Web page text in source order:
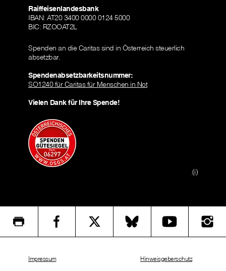
Raiffeisenlandesbank
IBAN: AT20 3400 0000 0124 5000
BIC: RZOOAT2L
Spenden an die Caritas sind in Österreich steuerlich
absetzbar.
Spendenabsetzbarkeitsnummer:
SO1240 für Caritas für Menschen in Not
Vielen Dank für Ihre Spende!
(i)
Impressum Hinweisgeberschutz